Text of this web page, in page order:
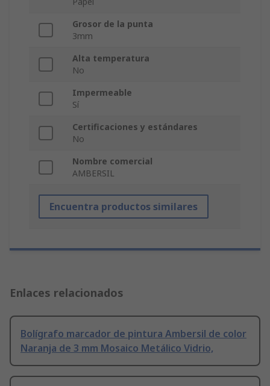
Grosor de la punta
3mm
Alta temperatura
No
Impermeable
Sí
Certificaciones y estándares
No
Nombre comercial
AMBERSIL
Encuentra productos similares
Enlaces relacionados
Bolígrafo marcador de pintura Ambersil de color
Naranja de 3 mm Mosaico Metálico Vidrio,